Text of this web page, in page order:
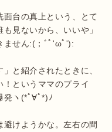
台の真上という、とて
見ないから、いいや」
ません:(；ﾞﾟ'ωﾟ'):
と紹介されたときに、
！というママのプライ
発ヽ(*ﾟ∀ﾟ*)ﾉ
けようかな。左右の間